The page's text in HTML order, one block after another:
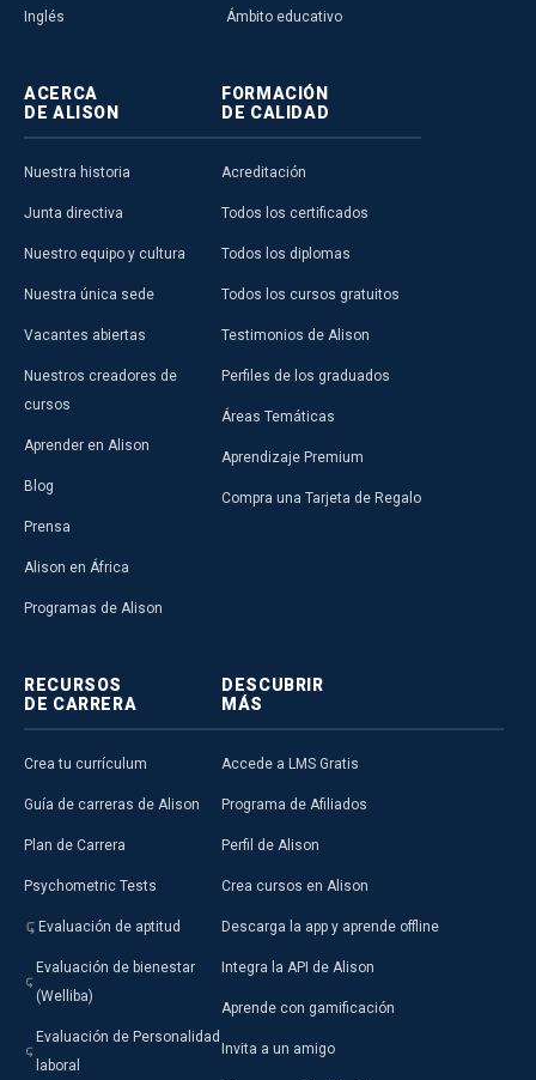
Inglés Ámbito educativo
ACERCA
DE ALISON
Nuestra historia
Junta directiva
Nuestro equipo y cultura
Nuestra única sede
Vacantes abiertas
Nuestros creadores de
cursos
Aprender en Alison
Blog
Prensa
Alison en África
Programas de Alison
FORMACIÓN
DE CALIDAD
Acreditación
Todos los certificados
Todos los diplomas
Todos los cursos gratuitos
Testimonios de Alison
Perfiles de los graduados
Áreas Temáticas
Aprendizaje Premium
Compra una Tarjeta de Regalo
RECURSOS
DE CARRERA
Crea tu currículum
Guía de carreras de Alison
Plan de Carrera
Psychometric Tests
Evaluación de aptitud
Evaluación de bienestar
(Welliba)
Evaluación de Personalidad
laboral
DESCUBRIR
MÁS
Accede a LMS Gratis
Programa de Afiliados
Perfil de Alison
Crea cursos en Alison
Descarga la app y aprende offline
Integra la API de Alison
Aprende con gamificación
Invita a un amigo